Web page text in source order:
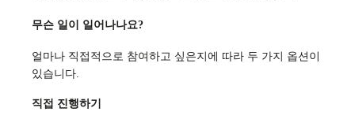
무슨 일이 일어나나요?
얼마나 직접적으로 참여하고 싶은지에 따라 두 가지 옵션이
있습니다.
직접 진행하기